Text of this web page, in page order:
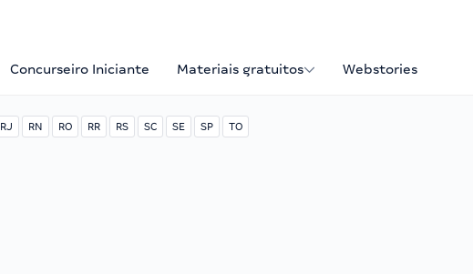
Concurseiro Iniciante Materiais gratuitos Webstories
RJ RN RO RR RS SC SE SP TO